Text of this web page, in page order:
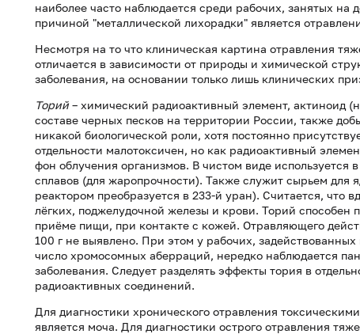
наиболее часто наблюдается среди рабочих, занятых на
причиной "металлической лихорадки" является
Несмотря на то что клиническая картина отравления
отличается в зависимости от природы и химической
заболевания, на основании только лишь клинических
Торий – химический радиоактивный элемент, актиноид
составе черных песков на территории России, также
никакой биологической роли, хотя постоянно
отдельности малотоксичен, но как радиоактивный
фон облучения организмов. В чистом виде используется
сплавов (для жаропрочности). Также служит сырьем для
реактором преобразуется в 233-й уран). Считается, что
лёгких, поджелудочной железы и крови. Торий способен
приёме пищи, при контакте с кожей. Отравляющего
100 г не выявлено. При этом у рабочих,
число хромосомных аберраций, нередко наблюдается
заболевания. Следует разделять эффекты тория в
радиоактивных соединений.
Для диагностики хронического отравления
является моча. Для диагностики острого отравления